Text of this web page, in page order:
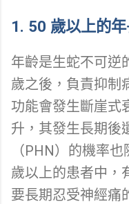
1. 50 歲以上的
年齡是生蛇不可逆
歲之後，負責抑制
功能會發生斷崖式
升，其發生長期
（PHN）的機率
歲以上的患者中，
要長期忍受神經痛